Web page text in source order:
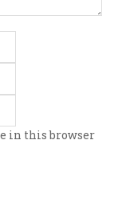
in this browser